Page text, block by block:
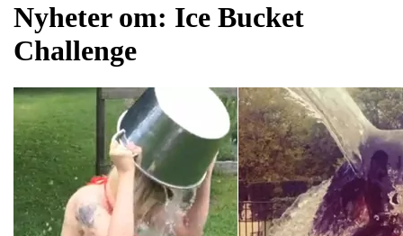
Nyheter om: Ice Bucket
Challenge